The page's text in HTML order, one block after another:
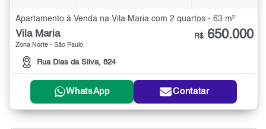
Apartamento à Venda na Vila Maria com 2 quartos - 63 m²
Vila Maria
Zona Norte - São Paulo
Rua Dias da Silva, 824
R$ 650.000
WhatsApp Contatar